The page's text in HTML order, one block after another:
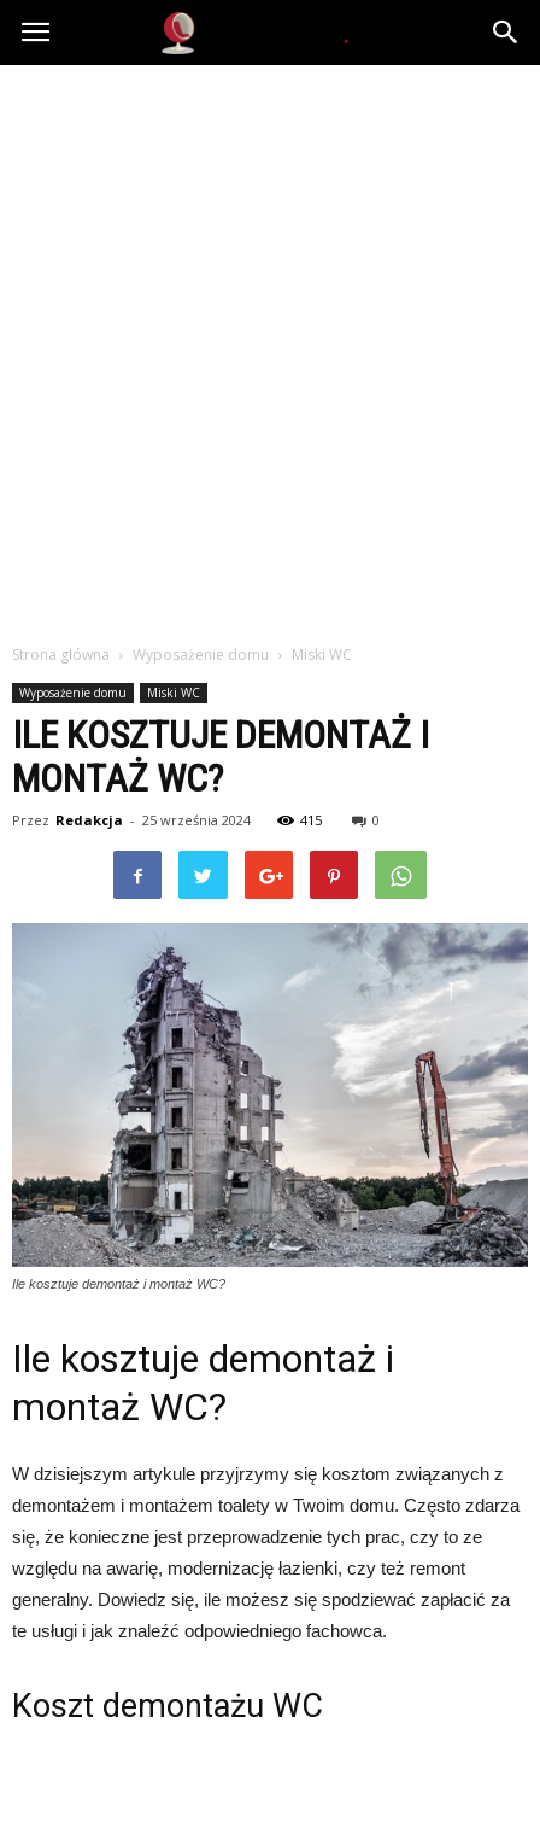
Dekoteria.pl
Strona główna Wyposażenie domu Miski WC
Wyposażenie domu Miski WC
ILE KOSZTUJE DEMONTAŻ I
MONTAŻ WC?
Przez Redakcja - 25 września 2024 415 0
Ile kosztuje demontaż i montaż WC?
Ile kosztuje demontaż i
montaż WC?
W dzisiejszym artykule przyjrzymy się kosztom związanych z
demontażem i montażem toalety w Twoim domu. Często zdarza
się, że konieczne jest przeprowadzenie tych prac, czy to ze
względu na awarię, modernizację łazienki, czy też remont
generalny. Dowiedz się, ile możesz się spodziewać zapłacić za
te usługi i jak znaleźć odpowiedniego fachowca.
Koszt demontażu WC